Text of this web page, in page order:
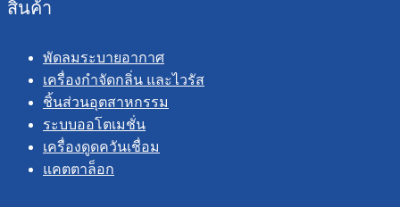
สินค้า
พัดลมระบายอากาศ
เครื่องกำจัดกลิ่น และไวรัส
ชิ้นส่วนอุตสาหกรรม
ระบบออโตเมชั่น
เครื่องดูดควันเชื่อม
แคตตาล็อก